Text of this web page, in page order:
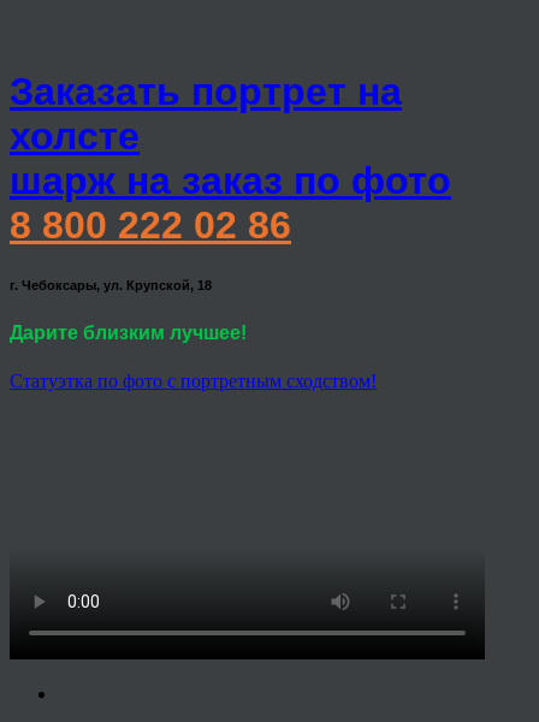
Заказать портрет на
холсте
шарж на заказ по фото
8 800 222 02 86
г. Чебоксары, ул. Крупской, 18
Дарите близким лучшее!
Статуэтка по фото с портретным сходством!